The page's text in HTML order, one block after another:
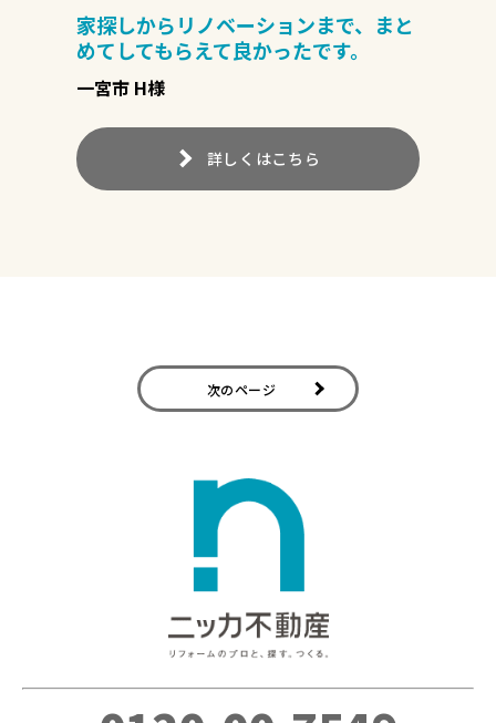
家探しからリノベーションまで、まと
めてしてもらえて良かったです。
一宮市 H様
詳しくはこちら
次のページ